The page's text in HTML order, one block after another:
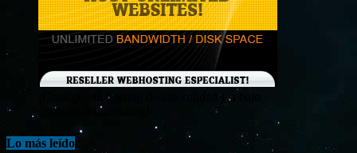
¡Consigue tu hosting de alta calidad y a bajo
costo en Banahosting!
Lo más leído